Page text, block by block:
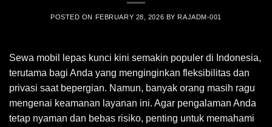
POSTED ON FEBRUARY 28, 2026 BY RAJADM-001
Sewa mobil lepas kunci kini semakin populer di Indonesia,
terutama bagi Anda yang menginginkan fleksibilitas dan
privasi saat bepergian. Namun, banyak orang masih ragu
mengenai keamanan layanan ini. Agar pengalaman Anda
tetap nyaman dan bebas risiko, penting untuk memahami